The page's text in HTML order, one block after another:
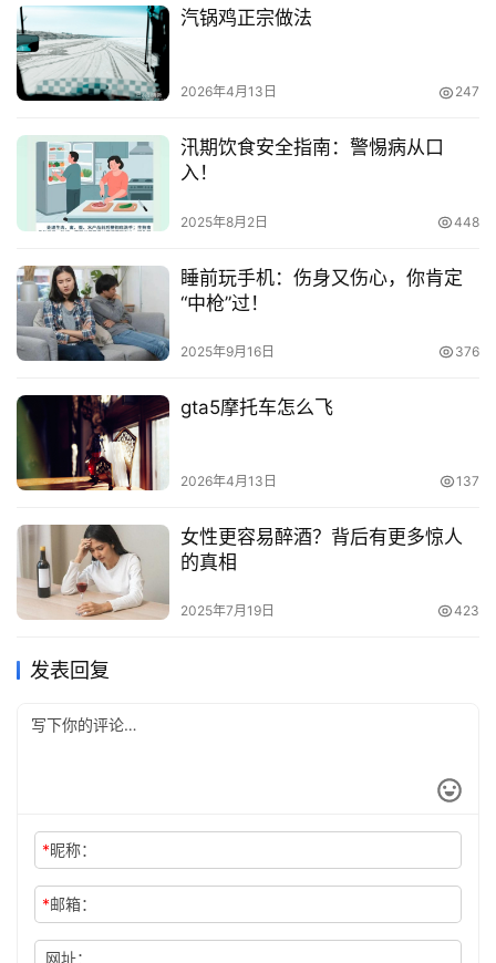
汽锅鸡正宗做法
2026年4月13日 247
汛期饮食安全指南：警惕病从口
入！
2025年8月2日 448
睡前玩手机：伤身又伤心，你肯定
“中枪”过！
2025年9月16日 376
gta5摩托车怎么飞
2026年4月13日 137
女性更容易醉酒？背后有更多惊人
的真相
2025年7月19日 423
发表回复
*昵称：
*邮箱：
网址：